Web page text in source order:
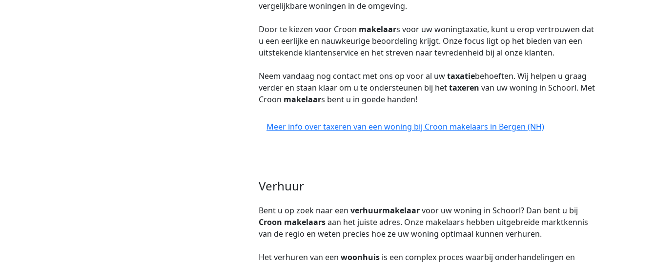
vergelijkbare woningen in de omgeving.
Door te kiezen voor Croon makelaars voor uw woningtaxatie, kunt u erop vertrouwen dat
u een eerlijke en nauwkeurige beoordeling krijgt. Onze focus ligt op het bieden van een
uitstekende klantenservice en het streven naar tevredenheid bij al onze klanten.
Neem vandaag nog contact met ons op voor al uwtaxatiebehoeften. Wij helpen u graag
verder en staan klaar om u te ondersteunen bij hettaxeren van uw woning in Schoorl. Met
Croon makelaars bent u in goede handen!
Meer info over taxeren van een woning bij Croon makelaars in Bergen (NH)
Verhuur
Bent u op zoek naar een verhuurmakelaarvoor uw woning in Schoorl? Dan bent u bij
Croon makelaarsaan het juiste adres. Onze makelaars hebben uitgebreide marktkennis
van de regio en weten precies hoe ze uw woning optimaal kunnen verhuren.
Het verhuren van een woonhuis is een complex proces waarbij onderhandelingen en